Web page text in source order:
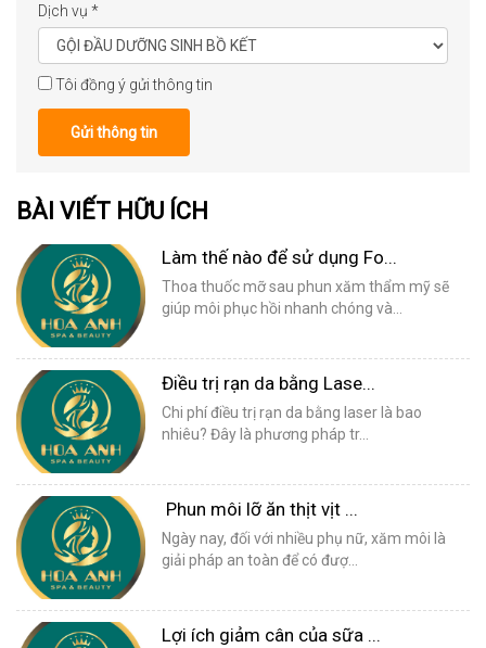
Dịch vụ *
Tôi đồng ý gửi thông tin
Gửi thông tin
BÀI VIẾT HỮU ÍCH
Làm thế nào để sử dụng Fo...
Thoa thuốc mỡ sau phun xăm thẩm mỹ sẽ
giúp môi phục hồi nhanh chóng và...
Điều trị rạn da bằng Lase...
Chi phí điều trị rạn da bằng laser là bao
nhiêu? Đây là phương pháp tr...
Phun môi lỡ ăn thịt vịt ...
Ngày nay, đối với nhiều phụ nữ, xăm môi là
giải pháp an toàn để có đượ...
Lợi ích giảm cân của sữa ...